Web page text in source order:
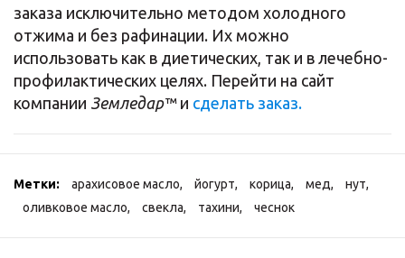
заказа исключительно методом холодного
отжима и без рафинации. Их можно
использовать как в диетических, так и в лечебно-
профилактических целях. Перейти на сайт
компании Земледар™и сделать заказ.
Метки: арахисовое масло, йогурт, корица, мед, нут,
оливковое масло, свекла, тахини, чеснок